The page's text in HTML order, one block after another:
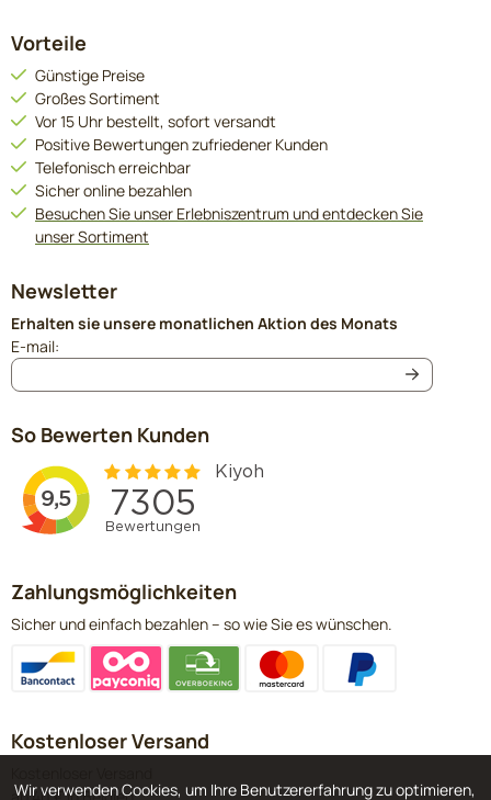
Vorteile
Günstige Preise
Großes Sortiment
Vor 15 Uhr bestellt, sofort versandt
Positive Bewertungen zufriedener Kunden
Telefonisch erreichbar
Sicher online bezahlen
Besuchen Sie unser Erlebniszentrum und entdecken Sie
unser Sortiment
Newsletter
Erhalten sie unsere monatlichen Aktion des Monats
E-mail:
So Bewerten Kunden
Zahlungsmöglichkeiten
Sicher und einfach bezahlen – so wie Sie es wünschen.
Kostenloser Versand
ab 40 € in Belgien
Wir verwenden Cookies, um Ihre Benutzererfahrung zu optimieren,